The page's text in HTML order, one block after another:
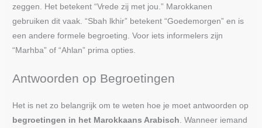
zeggen. Het betekent “Vrede zij met jou.” Marokkanen
gebruiken dit vaak. “Sbah lkhir” betekent “Goedemorgen” en is
een andere formele begroeting. Voor iets informelers zijn
“Marhba” of “Ahlan” prima opties.
Antwoorden op Begroetingen
Het is net zo belangrijk om te weten hoe je moet antwoorden op
begroetingen in het Marokkaans Arabisch. Wanneer iemand